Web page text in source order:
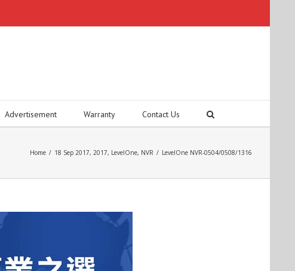
Advertisement Warranty Contact Us
Home / 18 Sep 2017, 2017, LevelOne, NVR / LevelOne NVR-0504/0508/1316